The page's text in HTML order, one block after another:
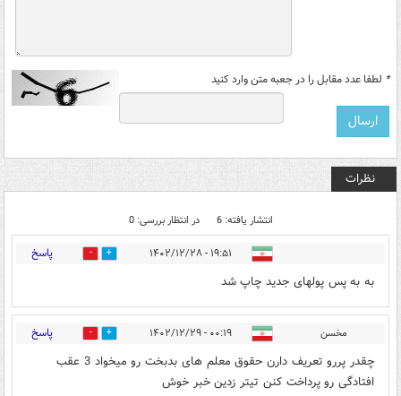
* لطفا عدد مقابل را در جعبه متن وارد کنید
نظرات
انتشار یافته: 6 در انتظار بررسی: 0
۱۹:۵۱ - ۱۴۰۲/۱۲/۲۸ 0 پاسخ
به به پس پولهای جدید چاپ شد
مخسن ۰۰:۱۹ - ۱۴۰۲/۱۲/۲۹ 0 پاسخ
چقدر پررو تعریف دارن حقوق معلم های بدبخت رو میخواد 3 عقب
افتادگی رو پرداخت کنن تیتر زدین خبر خوش